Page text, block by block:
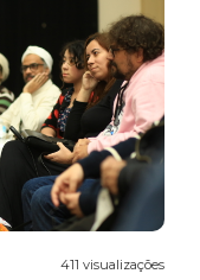
411 visualizações